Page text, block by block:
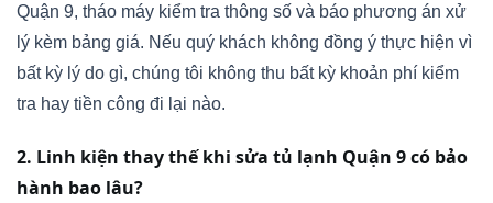
Quận 9, tháo máy kiểm tra thông số và báo phương án xử
lý kèm bảng giá. Nếu quý khách không đồng ý thực hiện vì
bất kỳ lý do gì, chúng tôi không thu bất kỳ khoản phí kiểm
tra hay tiền công đi lại nào.
2. Linh kiện thay thế khi sửa tủ lạnh Quận 9 có bảo
hành bao lâu?